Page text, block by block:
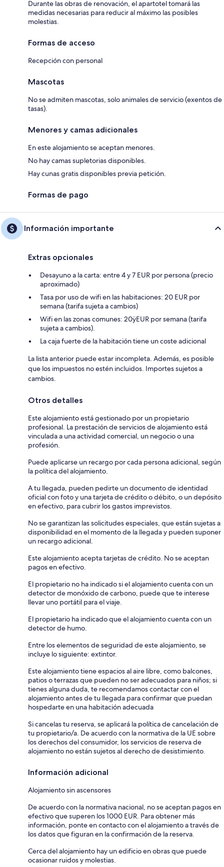
Durante las obras de renovación, el apartotel tomará las
medidas necesarias para reducir al máximo las posibles
molestias.
Formas de acceso
Recepción con personal
Mascotas
No se admiten mascotas, solo animales de servicio (exentos de
tasas).
Menores y camas adicionales
En este alojamiento se aceptan menores.
No hay camas supletorias disponibles.
Hay cunas gratis disponibles previa petición.
Formas de pago
Información importante
Extras opcionales
Desayuno a la carta: entre 4 y 7 EUR por persona (precio
aproximado)
Tasa por uso de wifi en las habitaciones: 20 EUR por
semana (tarifa sujeta a cambios)
Wifi en las zonas comunes: 20ÿEUR por semana (tarifa
sujeta a cambios).
La caja fuerte de la habitación tiene un coste adicional
La lista anterior puede estar incompleta. Además, es posible
que los impuestos no estén incluidos. Importes sujetos a
cambios.
Otros detalles
Este alojamiento está gestionado por un propietario
profesional. La prestación de servicios de alojamiento está
vinculada a una actividad comercial, un negocio o una
profesión.
Puede aplicarse un recargo por cada persona adicional, según
la política del alojamiento.
A tu llegada, pueden pedirte un documento de identidad
oficial con foto y una tarjeta de crédito o débito, o un depósito
en efectivo, para cubrir los gastos imprevistos.
No se garantizan las solicitudes especiales, que están sujetas a
disponibilidad en el momento de la llegada y pueden suponer
un recargo adicional.
Este alojamiento acepta tarjetas de crédito. No se aceptan
pagos en efectivo.
El propietario no ha indicado si el alojamiento cuenta con un
detector de monóxido de carbono, puede que te interese
llevar uno portátil para el viaje.
El propietario ha indicado que el alojamiento cuenta con un
detector de humo.
Entre los elementos de seguridad de este alojamiento, se
incluye lo siguiente: extintor.
Este alojamiento tiene espacios al aire libre, como balcones,
patios o terrazas que pueden no ser adecuados para niños; si
tienes alguna duda, te recomendamos contactar con el
alojamiento antes de tu llegada para confirmar que puedan
hospedarte en una habitación adecuada
Si cancelas tu reserva, se aplicará la política de cancelación de
tu propietario/a. De acuerdo con la normativa de la UE sobre
los derechos del consumidor, los servicios de reserva de
alojamiento no están sujetos al derecho de desistimiento.
Información adicional
Alojamiento sin ascensores
De acuerdo con la normativa nacional, no se aceptan pagos en
efectivo que superen los 1000 EUR. Para obtener más
información, ponte en contacto con el alojamiento a través de
los datos que figuran en la confirmación de la reserva.
Cerca del alojamiento hay un edificio en obras que puede
ocasionar ruidos y molestias.